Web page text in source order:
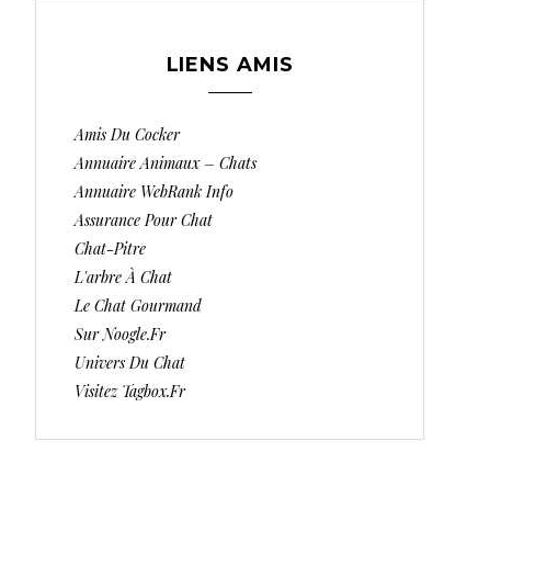
LIENS AMIS
Amis Du Cocker
Annuaire Animaux – Chats
Annuaire WebRank Info
Assurance Pour Chat
Chat-Pitre
L'arbre À Chat
Le Chat Gourmand
Sur Noogle.fr
Univers Du Chat
Visitez Tagbox.fr